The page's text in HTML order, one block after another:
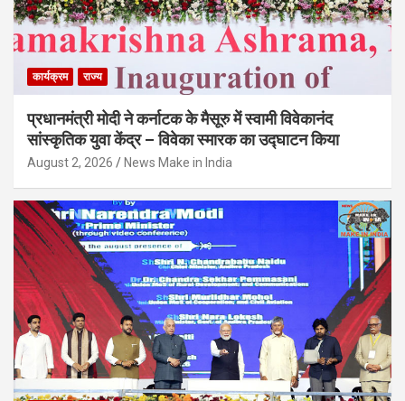
कार्यक्रम राज्य
प्रधानमंत्री मोदी ने कर्नाटक के मैसूरु में स्वामी विवेकानंद
सांस्कृतिक युवा केंद्र – विवेका स्मारक का उद्घाटन किया
August 2, 2026 News Make in India